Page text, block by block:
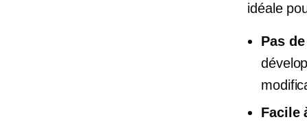
idéale
Pas
Facile